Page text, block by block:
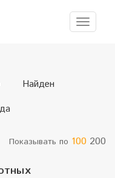
Меню
Найден
Показывать по 100 200